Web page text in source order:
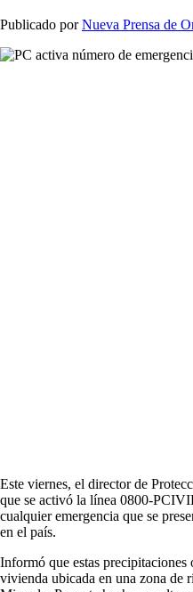
Publicado porNueva Prensa de
Este viernes, el director de
que se activó la línea 0800-
cualquier emergencia que se
en el país.
Informó que estas precipitaciones
vivienda ubicada en una zona de